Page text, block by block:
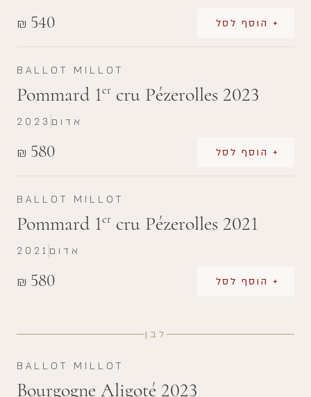
₪ 540 + הוסף לסל
BALLOT MILLOT
Pommard 1er cru Pézerolles 2023
₪ 580 + הוסף לסל
2023 אדום
BALLOT MILLOT
Pommard 1er cru Pézerolles 2021
₪ 580 + הוסף לסל
2021 אדום
לבן
BALLOT MILLOT
Bourgogne Aligoté 2023